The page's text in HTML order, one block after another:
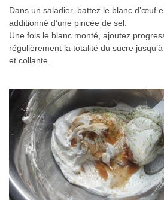
Dans un saladier, battez le blanc d’œuf
additionné d’une pincée de sel.
Une fois le blanc monté, ajoutez
régulièrement la totalité du sucre
et collante.